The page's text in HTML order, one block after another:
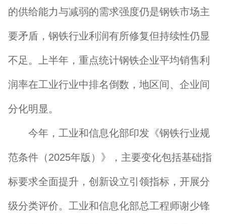
的供给能力与减弱的需求强度仍是钢铁市场主
要矛盾，钢铁行业利润有所修复但持续性仍显
不足。上半年，重点统计钢铁企业平均销售利
润率在工业行业中排名倒数，地区间、企业间
分化明显。
今年，工业和信息化部印发《钢铁行业规
范条件（2025年版）》，主要变化包括基础指
标要求全面提升，创新设立引领指标，开展分
级分类评价。工业和信息化部总工程师谢少锋